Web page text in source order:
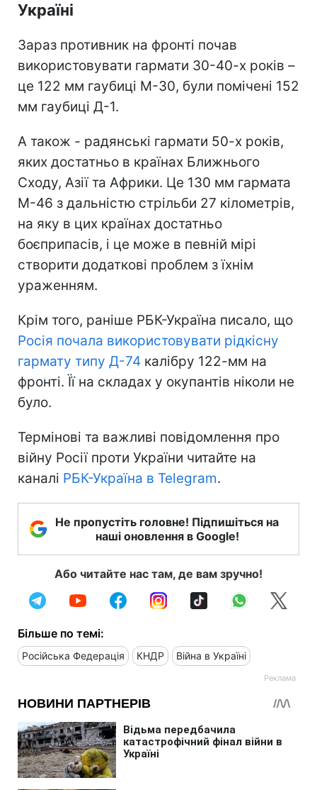
Україні
Зараз противник на фронті почав
використовувати гармати 30-40-х років –
це 122 мм гаубиці М-30, були помічені 152
мм гаубиці Д-1.
А також - радянські гармати 50-х років,
яких достатньо в країнах Ближнього
Сходу, Азії та Африки. Це 130 мм гармата
М-46 з дальністю стрільби 27 кілометрів,
на яку в цих країнах достатньо
боєприпасів, і це може в певній мірі
створити додаткові проблем з їхнім
ураженням.
Крім того, раніше РБК-Україна писало, що
Росія почала використовувати рідкісну
гармату типу Д-74 калібру 122-мм на
фронті. Її на складах у окупантів ніколи не
було.
Термінові та важливі повідомлення про
війну Росії проти України читайте на
каналі РБК-Україна в Telegram.
Не пропустіть головне! Підпишіться на
наші оновлення в Google!
Або читайте нас там, де вам зручно!
Більше по темі:
Російська Федерація КНДР Війна в Україні